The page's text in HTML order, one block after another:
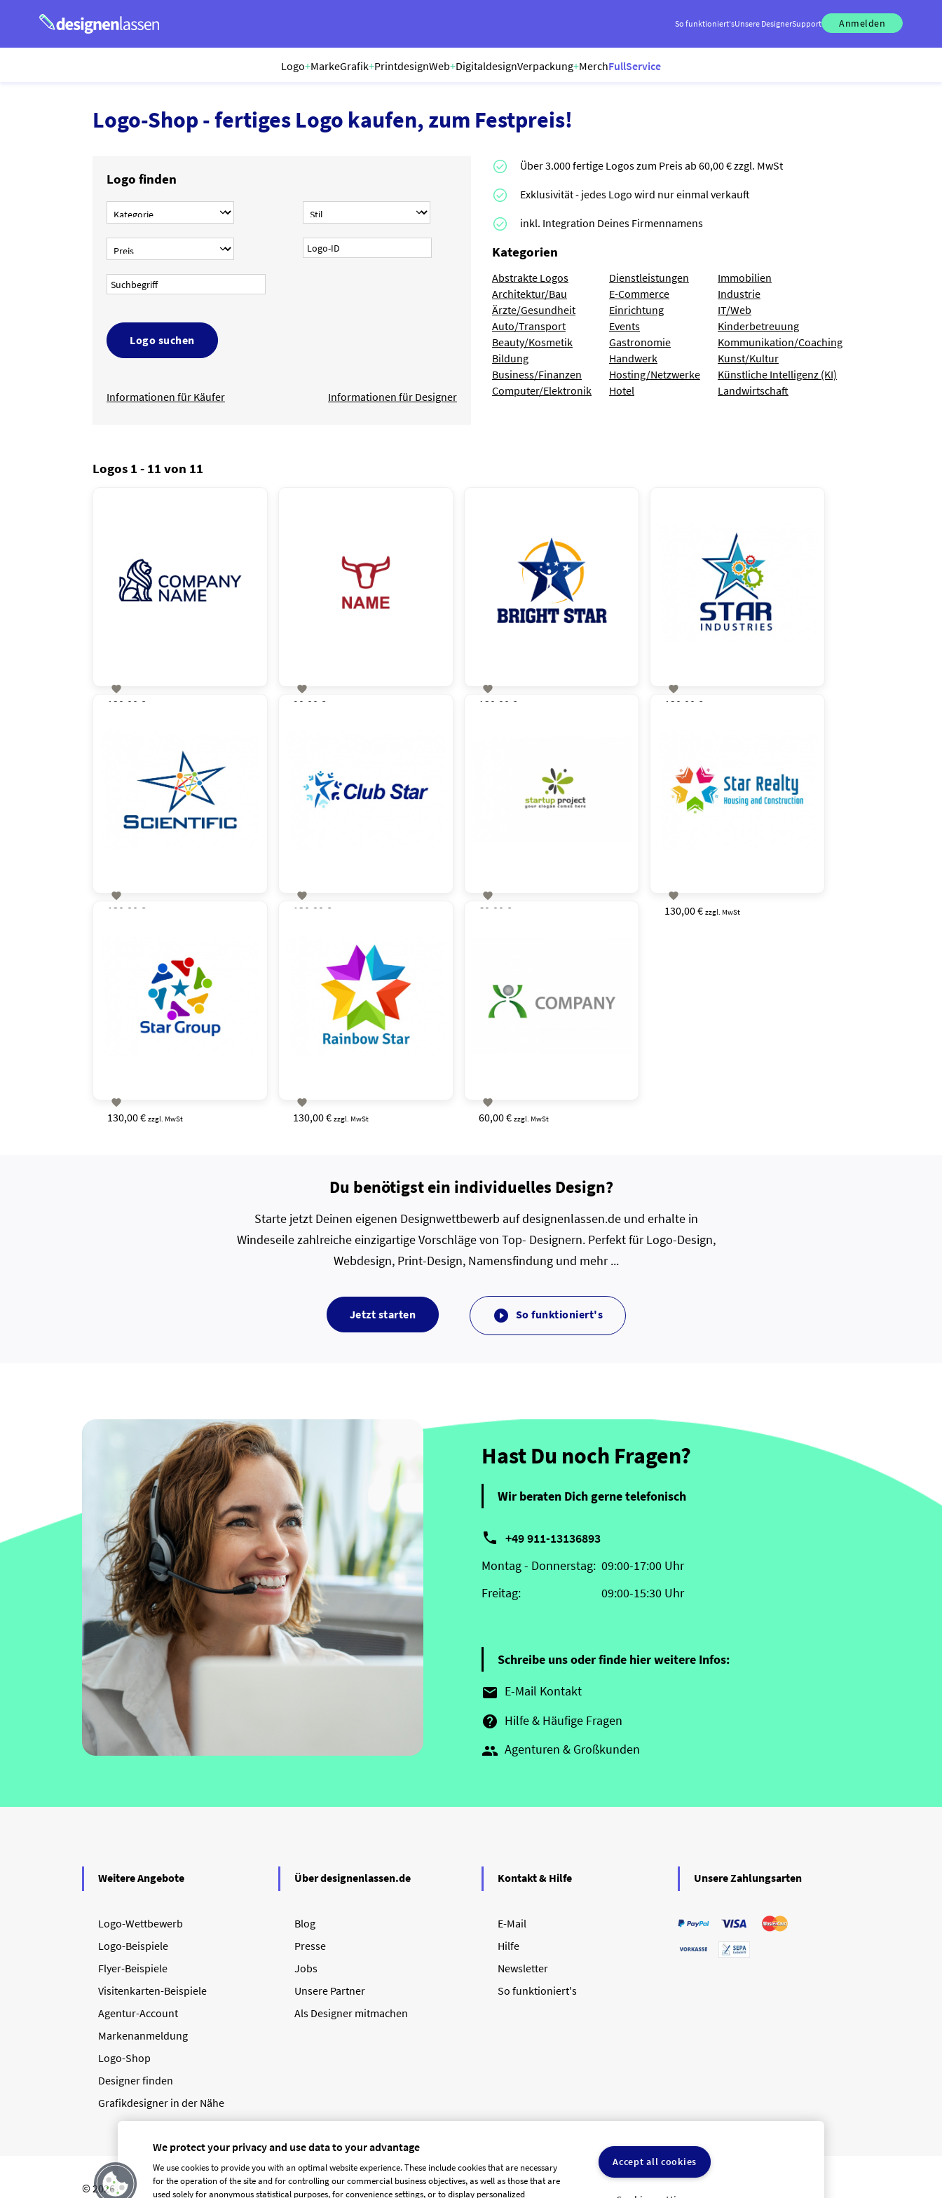
So funktioniert'sUnsere DesignerSupport Anmelden
Logo+MarkeGrafik+PrintdesignWeb+DigitaldesignVerpackung+MerchFullService
Logo-Shop - fertiges Logo kaufen, zum Festpreis!
Logo finden
Logo suchen
Informationen für Käufer Informationen für Designer
Über 3.000 fertige Logos zum Preis ab 60,00 € zzgl. MwSt
Exklusivität - jedes Logo wird nur einmal verkauft
inkl. Integration Deines Firmennamens
Kategorien
Abstrakte Logos
Architektur/Bau
Ärzte/Gesundheit
Auto/Transport
Beauty/Kosmetik
Bildung
Business/Finanzen
Computer/Elektronik
Dienstleistungen
E-Commerce
Einrichtung
Events
Gastronomie
Handwerk
Hosting/Netzwerke
Hotel
Immobilien
Industrie
IT/Web
Kinderbetreuung
Kommunikation/Coaching
Kunst/Kultur
Künstliche Intelligenz (KI)
Landwirtschaft
Logos 1 - 11 von 11

130,00 €

90,00 €

130,00 €

130,00 €

130,00 €

130,00 €

60,00 €

130,00 € zzgl. MwSt

130,00 € zzgl. MwSt

130,00 € zzgl. MwSt

60,00 € zzgl. MwSt
Du benötigst ein individuelles Design?
Starte jetzt Deinen eigenen Designwettbewerb auf designenlassen.de und erhalte in
Windeseile zahlreiche einzigartige Vorschläge von Top- Designern. Perfekt für Logo-Design,
Webdesign, Print-Design, Namensfindung und mehr ...
Jetzt starten  So funktioniert's
Hast Du noch Fragen?
Wir beraten Dich gerne telefonisch
 +49 911-13136893
Montag - Donnerstag:
Freitag:
09:00-17:00 Uhr
09:00-15:30 Uhr
Schreibe uns oder finde hier weitere Infos:
 E-Mail Kontakt
 Hilfe & Häufige Fragen
 Agenturen & Großkunden
Weitere Angebote
Logo-Wettbewerb
Logo-Beispiele
Flyer-Beispiele
Visitenkarten-Beispiele
Agentur-Account
Markenanmeldung
Logo-Shop
Designer finden
Grafikdesigner in der Nähe
Über designenlassen.de
Blog
Presse
Jobs
Unsere Partner
Als Designer mitmachen
Kontakt & Hilfe
E-Mail
Hilfe
Newsletter
So funktioniert's
Unsere Zahlungsarten
© 2026 designenlassen.de AGB Auftraggeber AGB Dienstleister Datenschutz Impressum Vergütungsregeln
We protect your privacy and use data to your advantage
We use cookies to provide you with an optimal website experience. These include cookies that are necessary
for the operation of the site and for controlling our commercial business objectives, as well as those that are
used solely for anonymous statistical purposes, for convenience settings, or to display personalized
Accept all cookies